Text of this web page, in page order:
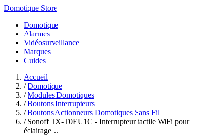
Domotique Store
Domotique
Alarmes
Vidéosurveillance
Marques
Guides
Accueil
/ Domotique
/ Modules Domotiques
/ Boutons Interrupteurs
/ Boutons Actionneurs Domotiques Sans Fil
/ Sonoff TX-T0EU1C - Interrupteur tactile WiFi pour
éclairage ...